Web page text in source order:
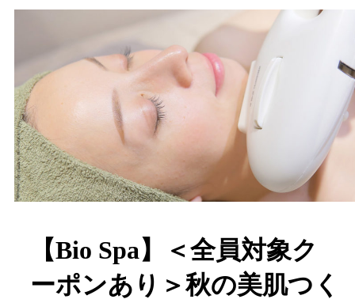
【Bio Spa】＜全員対象ク
ーポンあり＞秋の美肌つく